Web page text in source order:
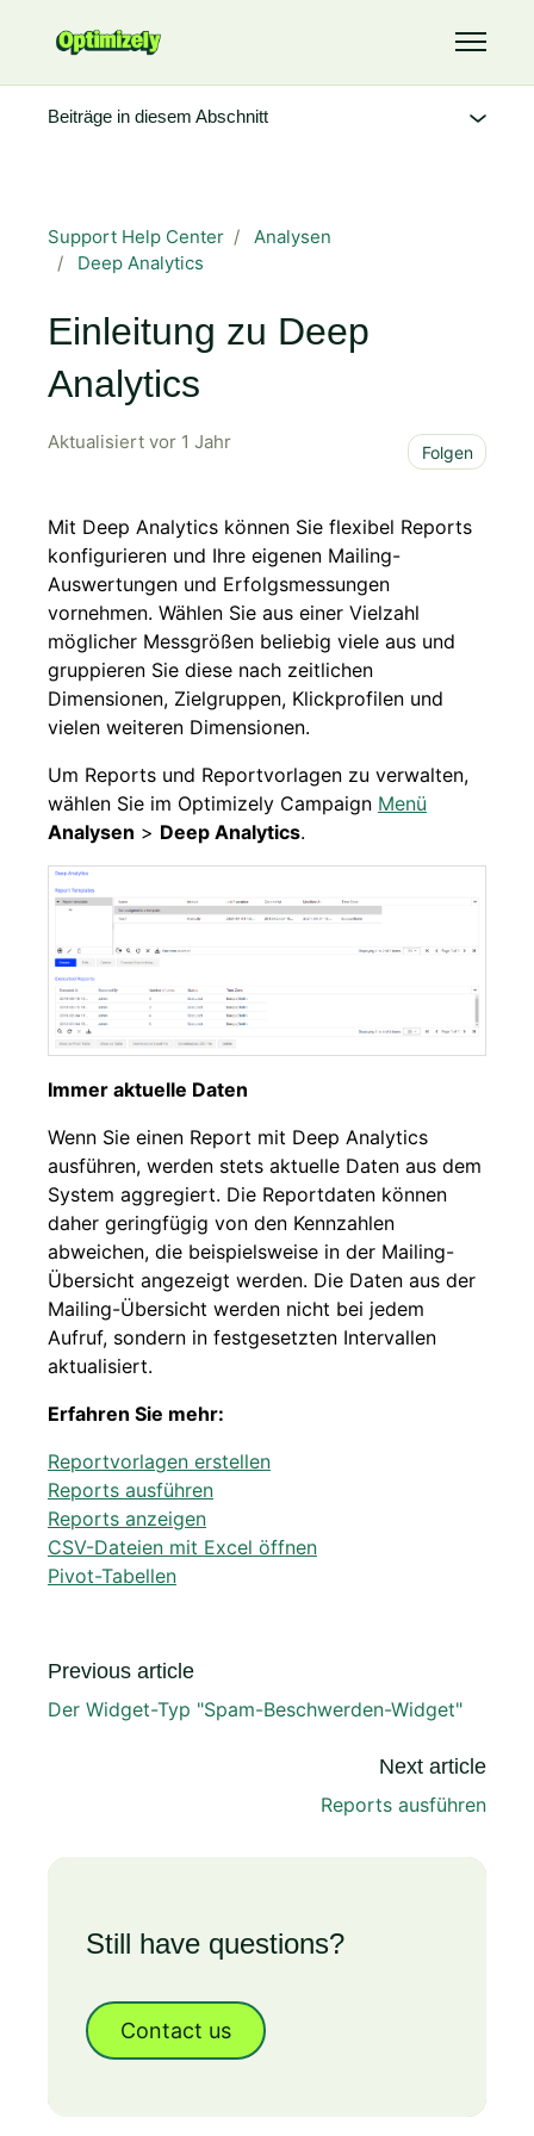
Support Help Center
Analysen
Deep Analytics
Einleitung zu Deep
Analytics
Aktualisiert vor 1 Jahr Folgen
Mit Deep Analytics können Sie flexibel Reports
konfigurieren und Ihre eigenen Mailing-
Auswertungen und Erfolgsmessungen
vornehmen. Wählen Sie aus einer Vielzahl
möglicher Messgrößen beliebig viele aus und
gruppieren Sie diese nach zeitlichen
Dimensionen, Zielgruppen, Klickprofilen und
vielen weiteren Dimensionen.
Um Reports und Reportvorlagen zu verwalten,
wählen Sie im Optimizely Campaign Menü
Analysen > Deep Analytics.
Immer aktuelle Daten
Wenn Sie einen Report mit Deep Analytics
ausführen, werden stets aktuelle Daten aus dem
System aggregiert. Die Reportdaten können
daher geringfügig von den Kennzahlen
abweichen, die beispielsweise in der Mailing-
Übersicht angezeigt werden. Die Daten aus der
Mailing-Übersicht werden nicht bei jedem
Aufruf, sondern in festgesetzten Intervallen
aktualisiert.
Erfahren Sie mehr:
Reportvorlagen erstellen
Reports ausführen
Reports anzeigen
CSV-Dateien mit Excel öffnen
Pivot-Tabellen
Previous article
Der Widget-Typ "Spam-Beschwerden-Widget"
Next article
Reports ausführen
Still have questions?
Contact us
Beiträge in diesem Abschnitt